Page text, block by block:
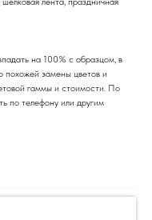
на 100% с образцом, в
похожей замены цветов и
гаммы и стоимости. По
по телефону или другим